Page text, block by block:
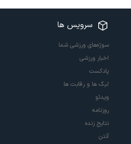
سرویس ها
سوژه‌های ورزشی شما
اخبار ورزشی
پادکست
لیگ ها و رقابت ها
ویدئو
روزنامه
نتایج زنده
آنتن